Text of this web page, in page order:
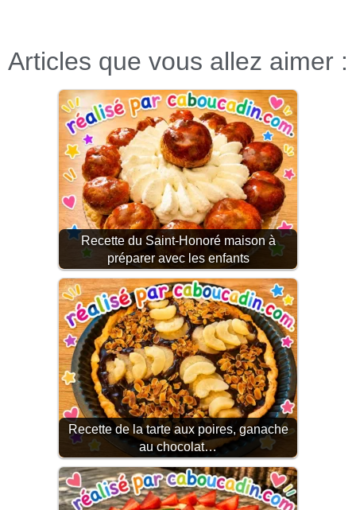
Articles que vous allez aimer :
Recette du Saint-Honoré maison à
préparer avec les enfants
Recette de la tarte aux poires, ganache
au chocolat…